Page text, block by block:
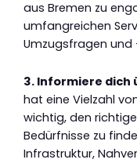
aus Bremen zu
umfangreichen
Umzugsfragen
3. Informiere dich
hat eine Vielzahl
wichtig, den
Bedürfnisse zu
Infrastruktur,